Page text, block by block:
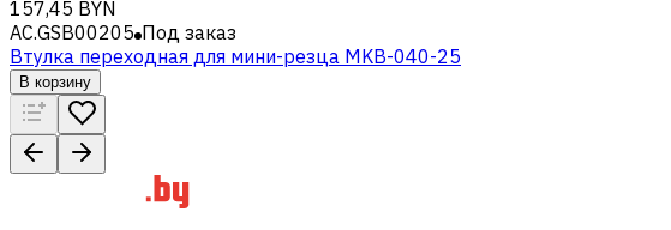
157,45 BYN
AC.GSB00205 Под заказ
Втулка переходная для мини-резца MKB-040-25
В корзину